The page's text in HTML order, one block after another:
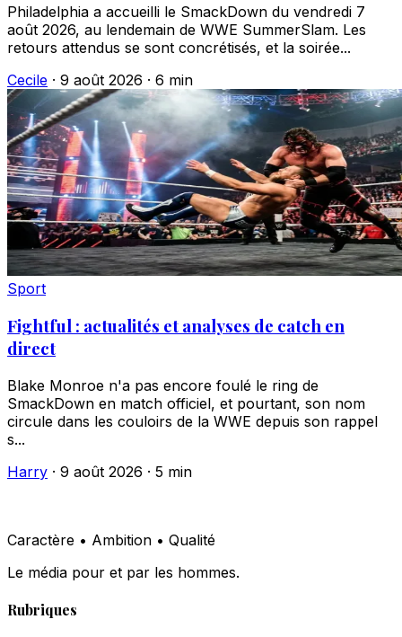
Philadelphia a accueilli le SmackDown du vendredi 7
août 2026, au lendemain de WWE SummerSlam. Les
retours attendus se sont concrétisés, et la soirée...
Cecile · 9 août 2026 · 6 min
Sport
Fightful : actualités et analyses de catch en
direct
Blake Monroe n'a pas encore foulé le ring de
SmackDown en match officiel, et pourtant, son nom
circule dans les couloirs de la WWE depuis son rappel
s...
Harry · 9 août 2026 · 5 min
Caractère • Ambition • Qualité
Le média pour et par les hommes.
Rubriques